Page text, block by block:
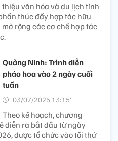
văn hóa và du lịch tỉnh
thúc đẩy hợp tác hữu
rộng các cơ chế hợp tác
Quảng Ninh: Trình diễn
pháo hoa vào 2 ngày cuối
tuần
03/07/2025 13:15’
Theo kế hoạch, chương
diễn ra bắt đầu từ ngày
được tổ chức vào tối thứ